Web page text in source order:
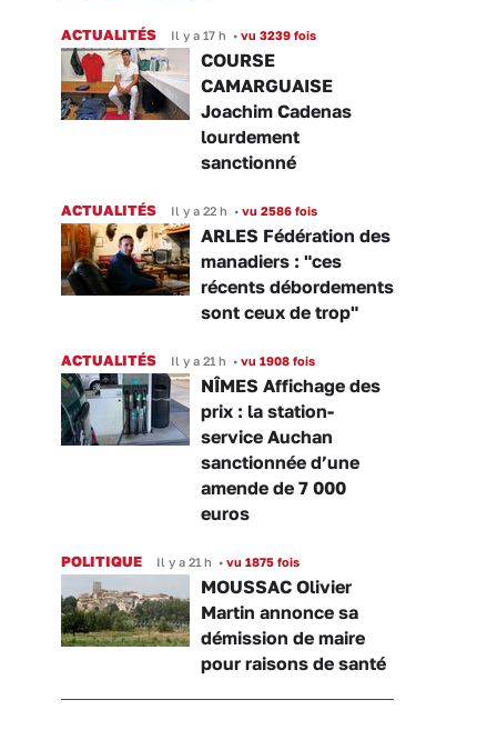
ACTUALITÉS Il y a 17 h • vu 3239 fois
COURSE
CAMARGUAISE
Joachim Cadenas
lourdement
sanctionné
ACTUALITÉS Il y a 22 h • vu 2586 fois
ARLES Fédération des
manadiers : "ces
récents débordements
sont ceux de trop"
ACTUALITÉS Il y a 21 h • vu 1908 fois
NÎMES Affichage des
prix : la station-
service Auchan
sanctionnée d’une
amende de 7 000
euros
POLITIQUE Il y a 21 h • vu 1875 fois
MOUSSAC Olivier
Martin annonce sa
démission de maire
pour raisons de santé